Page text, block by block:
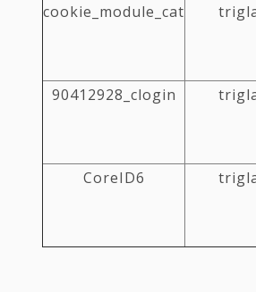
cookie_module_cat
90412928_clogin
CoreID6